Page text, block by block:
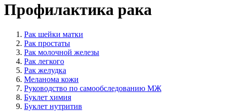
Профилактика рака
Рак шейки матки
Рак простаты
Рак молочной железы
Рак легкого
Рак желудка
Меланома кожи
Руководство по самообследованию МЖ
Буклет химия
Буклет нутритив